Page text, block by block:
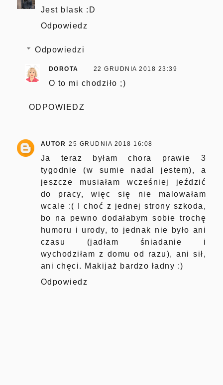
Jest blask :D
Odpowiedz
Odpowiedzi
DOROTA 22 GRUDNIA 2018 23:39
O to mi chodziło ;)
ODPOWIEDZ
AUTOR 25 GRUDNIA 2018 16:08
Ja teraz byłam chora prawie 3
tygodnie (w sumie nadal jestem), a
jeszcze musiałam wcześniej jeździć
do pracy, więc się nie malowałam
wcale :( I choć z jednej strony szkoda,
bo na pewno dodałabym sobie trochę
humoru i urody, to jednak nie było ani
czasu (jadłam śniadanie i
wychodziłam z domu od razu), ani sił,
ani chęci. Makijaż bardzo ładny :)
Odpowiedz